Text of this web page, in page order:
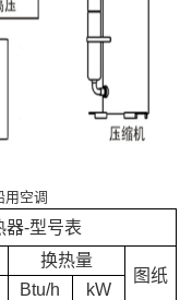
用空调
器-型号表
换热量
图纸
Btu/h
kW